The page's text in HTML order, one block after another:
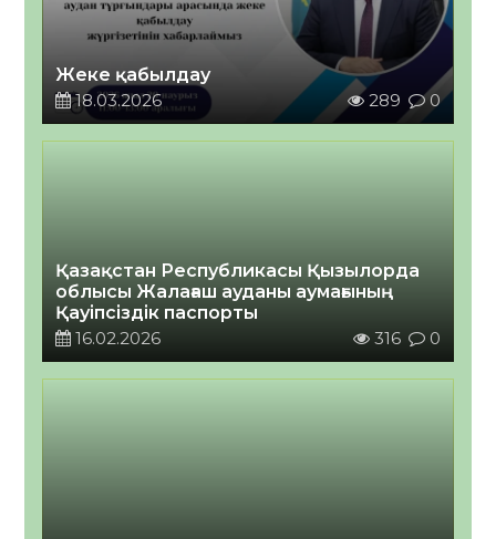
Жеке қабылдау
18.03.2026
289 0
Қазақстан Республикасы Қызылорда
облысы Жалағаш ауданы аумағының
Қауіпсіздік паспорты
16.02.2026
316 0